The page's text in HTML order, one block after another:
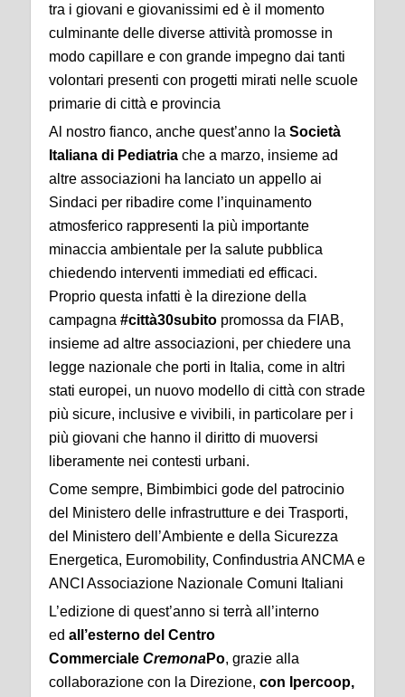
tra i giovani e giovanissimi ed è il momento
culminante delle diverse attività promosse in
modo capillare e con grande impegno dai tanti
volontari presenti con progetti mirati nelle scuole
primarie di città e provincia
Al nostro fianco, anche quest’anno la Società
Italiana di Pediatria che a marzo, insieme ad
altre associazioni ha lanciato un appello ai
Sindaci per ribadire come l’inquinamento
atmosferico rappresenti la più importante
minaccia ambientale per la salute pubblica
chiedendo interventi immediati ed efficaci.
Proprio questa infatti è la direzione della
campagna #città30subito promossa da FIAB,
insieme ad altre associazioni, per chiedere una
legge nazionale che porti in Italia, come in altri
stati europei, un nuovo modello di città con strade
più sicure, inclusive e vivibili, in particolare per i
più giovani che hanno il diritto di muoversi
liberamente nei contesti urbani.
Come sempre, Bimbimbici gode del patrocinio
del Ministero delle infrastrutture e dei Trasporti,
del Ministero dell’Ambiente e della Sicurezza
Energetica, Euromobility, Confindustria ANCMA e
ANCI Associazione Nazionale Comuni Italiani
L’edizione di quest’anno si terrà all’interno
ed all’esterno del Centro
Commerciale CremonaPo, grazie alla
collaborazione con la Direzione, con Ipercoop,